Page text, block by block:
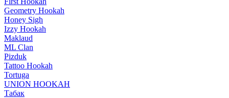
Geometry Hookah
Honey Sigh
Izzy Hookah
Maklaud
ML Clan
Pizduk
Tattoo Hookah
Tortuga
UNION HOOKAH
Табак